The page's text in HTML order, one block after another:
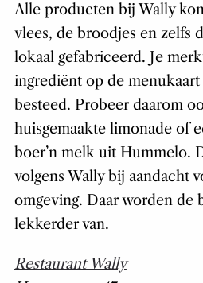
Alle producten bij Wally
vlees, de broodjes en zelfs
lokaal gefabriceerd. Je
ingrediënt op de
besteed. Probeer daarom
huisgemaakte limonade of
boer’n melk uit Hummelo.
volgens Wally bij aandacht
omgeving. Daar worden de
lekkerder van.
Restaurant Wally